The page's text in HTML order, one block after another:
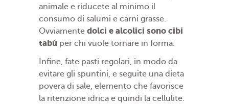
animale e riducete al minimo il
consumo di salumi e carni grasse.
Ovviamente dolci e alcolici sono cibi
tabù per chi vuole tornare in forma.
Infine, fate pasti regolari, in modo da
evitare gli spuntini, e seguite una dieta
povera di sale, elemento che favorisce
la ritenzione idrica e quindi la cellulite.